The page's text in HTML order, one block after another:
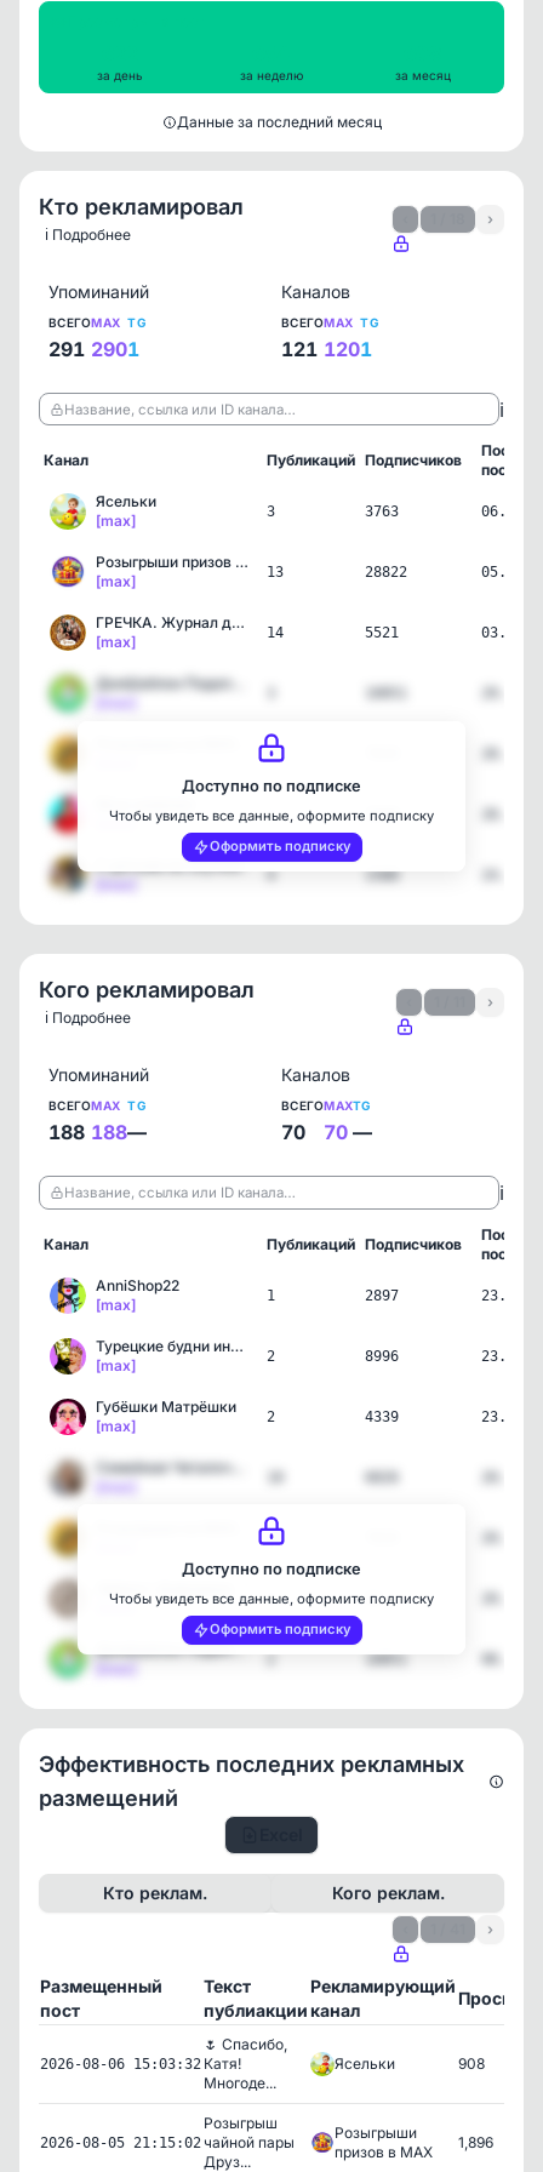
за день за неделю за месяц
Данные за последний месяц
Кто рекламировал
ℹ️ Подробнее
›
Упоминаний
ВСЕГО
291
MAX
290
TG
1
Каналов
ВСЕГО
121
MAX
120
TG
1
Название, ссылка или ID канала… ℹ️
Канал Публикаций Подписчиков
пост
Ясельки
[max]
3 3763
Розыгрыши призов в MAX
[max]
13 28822
ГРЕЧКА. Журнал для женщи…
[max]
14 5521
26
[max]
1 2568
С детьми не скучно!
4 1580
Доступно по подписке
Чтобы увидеть все данные, оформите подписку
Оформить подписку
Кого рекламировал
ℹ️ Подробнее
›
Упоминаний
ВСЕГО
188
MAX
188
TG
—
Каналов
ВСЕГО
70
MAX
70
TG
—
Название, ссылка или ID канала… ℹ️
Канал Публикаций Подписчиков
пост
AnniShop22
[max]
1 2897
Турецкие будни иностранки
[max]
2 8996
Губёшки Матрёшки
[max]
2 4339
20
[max]
2 54
ДонШаблон Поделки Рисова…
2 10051
Доступно по подписке
Чтобы увидеть все данные, оформите подписку
Оформить подписку
Эффективность последних рекламных
размещений
Кто реклам. Кого реклам.
›
Размещенный
пост
Текст
публиакции
Рекламирующий
канал
2026-08-06 15:03:32
🌷 Спасибо,
Катя!
Многоде...
Ясельки 908
2026-08-05 21:15:02
Розыгрыш
чайной пары
Друз...
Розыгрыши
призов в MAX
1,896